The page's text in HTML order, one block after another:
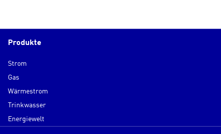
Produkte
Strom
Gas
Wärmestrom
Trinkwasser
Energiewelt